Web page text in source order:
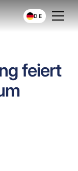
DE
feiert